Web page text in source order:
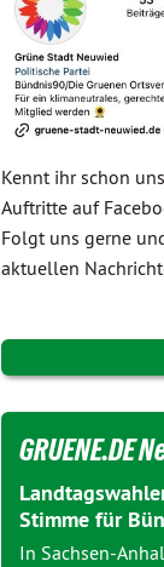
Kennt ihr schon
Auftritte auf
Folgt uns gerne
aktuellen
GRUENE.DE
Stimme für
In Sachsen-